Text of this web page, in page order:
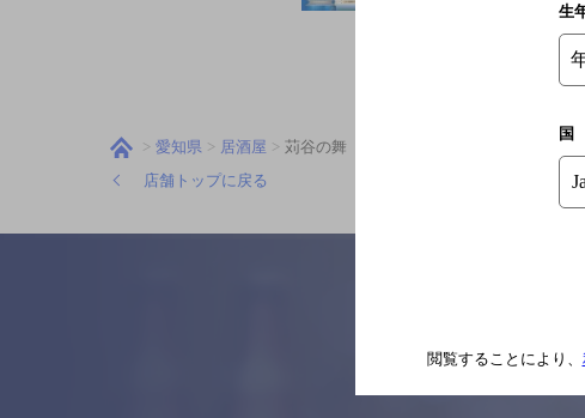
愛知県 居酒屋
苅谷の舞
店舗トップに戻る
生
国
閲覧することにより、